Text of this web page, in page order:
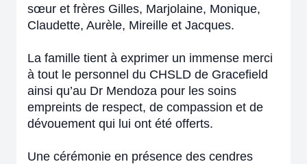
sœur et frères Gilles, Marjolaine, Monique,
Claudette, Aurèle, Mireille et Jacques.
La famille tient à exprimer un immense merci
à tout le personnel du CHSLD de Gracefield
ainsi qu’au Dr Mendoza pour les soins
empreints de respect, de compassion et de
dévouement qui lui ont été offerts.
Une cérémonie en présence des cendres